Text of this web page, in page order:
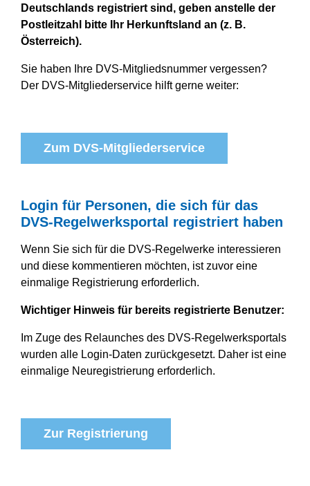
Deutschlands registriert sind, geben anstelle der
Postleitzahl bitte Ihr Herkunftsland an (z. B.
Österreich).
Sie haben Ihre DVS-Mitgliedsnummer vergessen?
Der DVS-Mitgliederservice hilft gerne weiter:
Zum DVS-Mitgliederservice
Login für Personen, die sich für das
DVS-Regelwerksportal registriert haben
Wenn Sie sich für die DVS-Regelwerke interessieren
und diese kommentieren möchten, ist zuvor eine
einmalige Registrierung erforderlich.
Wichtiger Hinweis für bereits registrierte Benutzer:
Im Zuge des Relaunches des DVS-Regelwerksportals
wurden alle Login-Daten zurückgesetzt. Daher ist eine
einmalige Neuregistrierung erforderlich.
Zur Registrierung